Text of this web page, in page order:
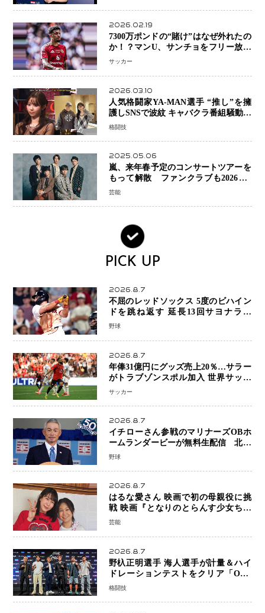
2026.02.19
7300万ポンドの“賭け”はなぜ外れたの
か！？マンU、サンチョをフリー放出
へ・・・補強戦略の転換点に
サッカー
2026.03.10
人気格闘家YA-MAN選手 “推し”を擁
護しSNSで波紋 キャバクラ番組騒動に
参戦…結果的にPR効果も？
格闘技
2025.05.06
嵐、来年春予定のコンサートツアーを
もって解散 ファンクラブも2026年5
月末で活動終了
芸能
PICK UP
2026.8.7
不屈のレッドソックス 5度のビハイン
ドを跳ね返す 延長13回サヨナラ勝
ち 吉田正尚選手も2安打1打点で貢献 4
野球
2026.8.7
年俸31億円にグッズ売上20％…サラー
がトラブゾンスポル加入 世界サッカ
ーは「五大リーグ一強」から新時代へ
サッカー
2026.8.7
イチローさん参戦のマリナーズOBホ
ームランダービーが無料生配信 北米
ならではの“魅せる興行”に世界が注目
野球
2026.8.7
はるな愛さん 映画で初の母親役に挑
戦 映画『となりのとらんす少女ちゃ
ん』11月7日公開 未来の自分との対話
芸能
2026.8.7
野杁正明選手 海人選手が計量＆ハイ
ドレーションテストをクリア「ONE
SAMURAI 2」決戦へ万全の準備整う
格闘技